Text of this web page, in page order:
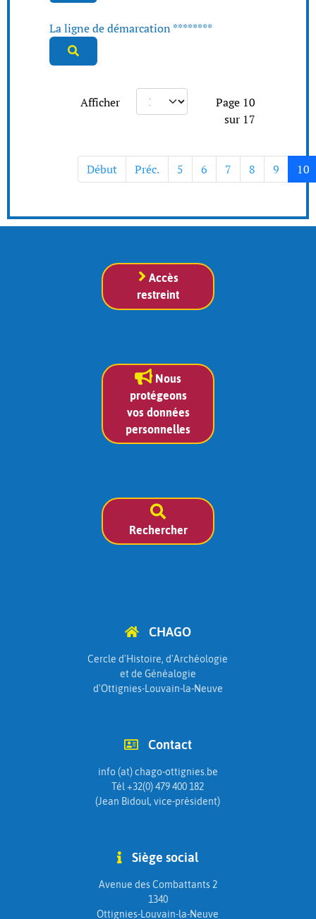
La ligne de démarcation ********
Afficher
Page 10
sur 17
Début Préc. 5 6 7 8 9 10
Accès
restreint
Nous
protégeons
vos données
personnelles
Rechercher
CHAGO
Cercle d'Histoire, d'Archéologie
et de Généalogie
d'Ottignies-Louvain-la-Neuve
Contact
info (at) chago-ottignies.be
Tél +32(0) 479 400 182
(Jean Bidoul, vice-président)
Siège social
Avenue des Combattants 2
1340
Ottignies-Louvain-la-Neuve